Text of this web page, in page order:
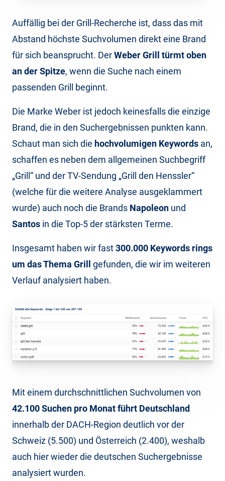
Auffällig bei der Grill-Recherche ist, dass das mit
Abstand höchste Suchvolumen direkt eine Brand
für sich beansprucht. DerWeber Grill türmt oben
an der Spitze, wenn die Suche nach einem
passenden Grill beginnt.
Die Marke Weber ist jedoch keinesfalls die einzige
Brand, die in den Suchergebnissen punkten kann.
Schaut man sich die hochvolumigen Keywords an,
schaffen es neben dem allgemeinen Suchbegriff
„Grill“ und der TV-Sendung „Grill den Henssler“
(welche für die weitere Analyse ausgeklammert
wurde) auch noch die Brands Napoleon und
Santos in die Top-5 der stärksten Terme.
Insgesamt haben wir fast300.000 Keywords rings
um das Thema Grill
gefunden, die wir im weiteren
Verlauf analysiert haben.
Mit einem durchschnittlichen Suchvolumen von
42.100 Suchen pro Monat führt Deutschland
innerhalb der DACH-Region deutlich vor der
Schweiz (5.500) und Österreich (2.400), weshalb
auch hier wieder die deutschen Suchergebnisse
analysiert wurden.